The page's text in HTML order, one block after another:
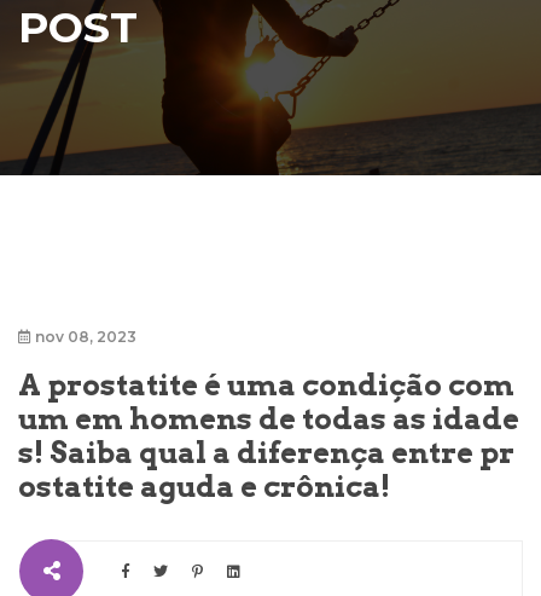
POST
nov 08, 2023
A prostatite é uma condição com
um em homens de todas as idade
s! Saiba qual a diferença entre pr
ostatite aguda e crônica!